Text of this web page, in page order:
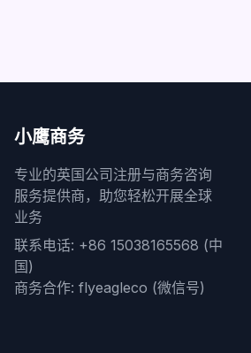
小鹰商务
专业的英国公司注册与商务咨询
服务提供商，助您轻松开展全球
业务
联系电话: +86 15038165568 (中
国)
商务合作: flyeagleco (微信号)